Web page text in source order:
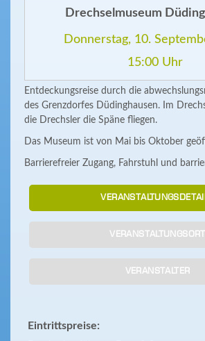
Drechselmuseum
Donnerstag, 10.
15:00 Uhr
Entdeckungsreise durch die
des Grenzdorfes Düdinghausen. Im
die Drechsler die Späne fliegen.
Das Museum ist von Mai bis Oktober
Barrierefreier Zugang, Fahrstuhl und
VERANSTALTUNGSORT
VERANSTALTER
Eintrittspreise: